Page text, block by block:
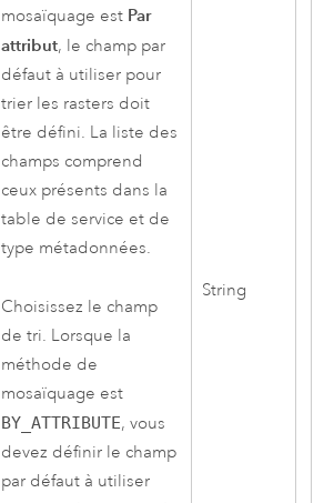
mosaïquage est Par
attribut, le champ par
défaut à utiliser pour
trier les rasters doit
être défini. La liste des
champs comprend
ceux présents dans la
table de service et de
type métadonnées.
Choisissez le champ
de tri. Lorsque la
méthode de
mosaïquage est
BY_ATTRIBUTE, vous
devez définir le champ
par défaut à utiliser
String